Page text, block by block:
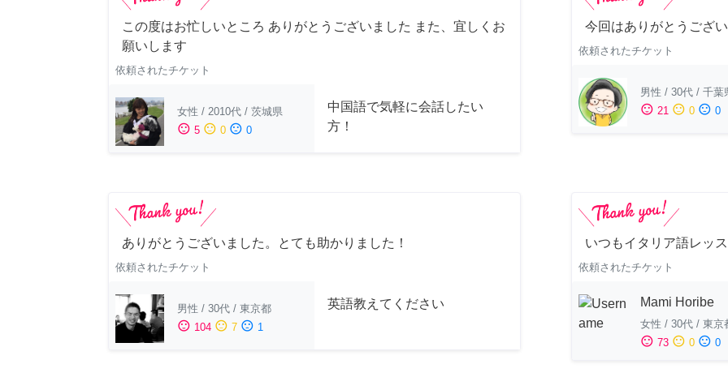
この度はお忙しいところ ありがとうございました また、宜しくお
願いします
依頼されたチケット
女性 / 2010代 / 茨城県
sentiment_satisfied 5 sentiment_neutral 0 sentiment_dissatisfied 0
中国語で気軽に会話したい
方！
今回はありがとうござ
依頼されたチケット
男性 / 30代 / 千葉
sentiment_satisfied 21 sentiment_neutral 0 sentiment_dissatisfied 0
ありがとうございました。とても助かりました！
依頼されたチケット
男性 / 30代 / 東京都
sentiment_satisfied 104 sentiment_neutral 7 sentiment_dissatisfied 1
英語教えてください
いつもイタリア語レッ
依頼されたチケット
Mami Horibe
女性 / 30代 / 東京
sentiment_satisfied 73 sentiment_neutral 0 sentiment_dissatisfied 0